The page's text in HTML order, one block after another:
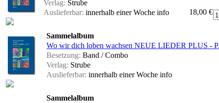
Verlag: Strube
Auslieferbar: innerhalb einer Woche info 18,00 €
Sammelalbum
Wo wir dich loben wachsen NEUE LIEDER PLUS -
Besetzung: Band / Combo
Verlag: Strube
Auslieferbar: innerhalb einer Woche info
Sammelalbum